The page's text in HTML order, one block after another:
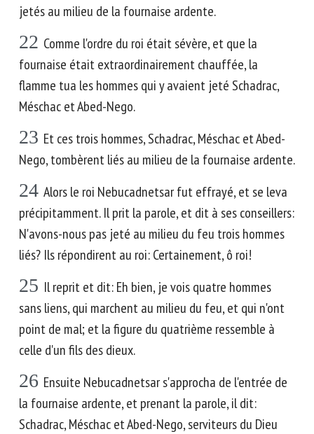
jetés au milieu de la fournaise ardente.
22 Comme l'ordre du roi était sévère, et que la
fournaise était extraordinairement chauffée, la
flamme tua les hommes qui y avaient jeté Schadrac,
Méschac et Abed-Nego.
23 Et ces trois hommes, Schadrac, Méschac et Abed-
Nego, tombèrent liés au milieu de la fournaise ardente.
24 Alors le roi Nebucadnetsar fut effrayé, et se leva
précipitamment. Il prit la parole, et dit à ses conseillers:
N'avons-nous pas jeté au milieu du feu trois hommes
liés? Ils répondirent au roi: Certainement, ô roi!
25 Il reprit et dit: Eh bien, je vois quatre hommes
sans liens, qui marchent au milieu du feu, et qui n'ont
point de mal; et la figure du quatrième ressemble à
celle d'un fils des dieux.
26 Ensuite Nebucadnetsar s'approcha de l'entrée de
la fournaise ardente, et prenant la parole, il dit:
Schadrac, Méschac et Abed-Nego, serviteurs du Dieu